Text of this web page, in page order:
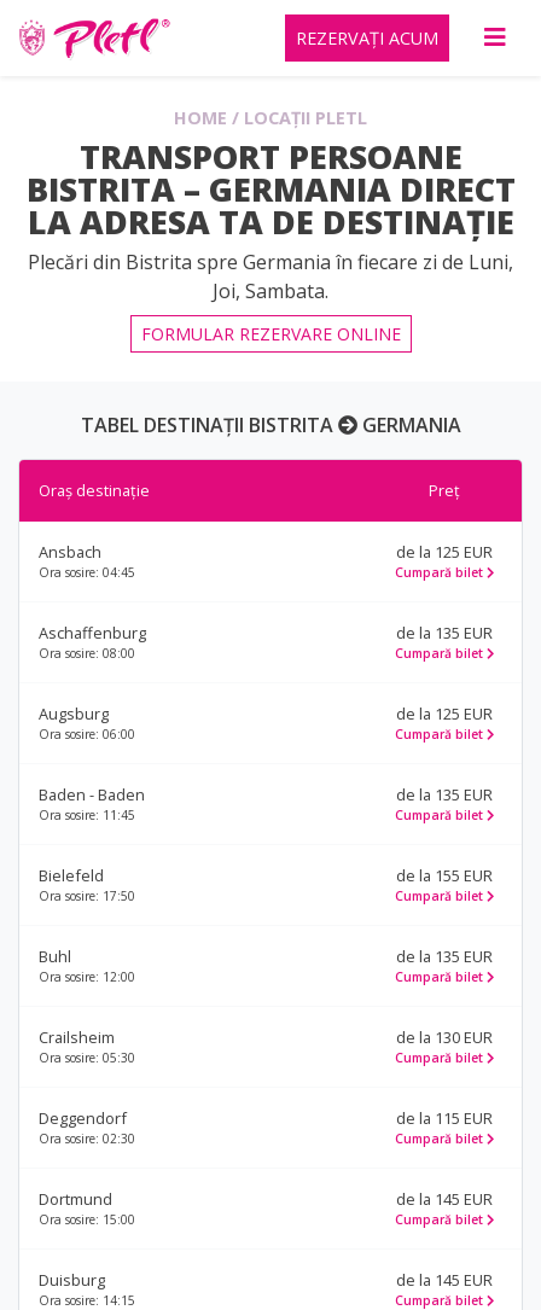
REZERVAȚI ACUM
HOME / LOCAȚII PLETL
TRANSPORT PERSOANE
BISTRITA – GERMANIA DIRECT
LA ADRESA TA DE DESTINAȚIE
Plecări din Bistrita spre Germania în fiecare zi de Luni,
Joi, Sambata.
FORMULAR REZERVARE ONLINE
TABEL DESTINAȚII BISTRITA GERMANIA
Oraș destinație Preț
Ansbach
Ora sosire: 04:45
de la 125 EUR
Cumpară bilet
Aschaffenburg
Ora sosire: 08:00
de la 135 EUR
Cumpară bilet
Augsburg
Ora sosire: 06:00
de la 125 EUR
Cumpară bilet
Baden - Baden
Ora sosire: 11:45
de la 135 EUR
Cumpară bilet
Bielefeld
Ora sosire: 17:50
de la 155 EUR
Cumpară bilet
Buhl
Ora sosire: 12:00
de la 135 EUR
Cumpară bilet
Crailsheim
Ora sosire: 05:30
de la 130 EUR
Cumpară bilet
Deggendorf
Ora sosire: 02:30
de la 115 EUR
Cumpară bilet
Dortmund
Ora sosire: 15:00
de la 145 EUR
Cumpară bilet
Duisburg
Ora sosire: 14:15
de la 145 EUR
Cumpară bilet